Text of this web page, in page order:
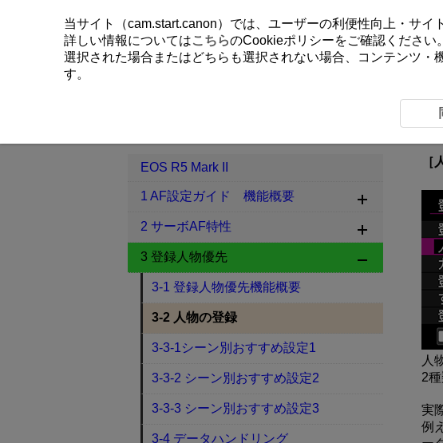
人
2
実
例
EOS R5 Mark II
1 AF設定ガイド 機能概要
2 サーボAF特性
3 登録人物優先
3-1 登録人物優先機能概要
3-2 人物の登録
3-3-1シーン別おすすめ設定1
3-3-2 シーン別おすすめ設定2
3-3-3 シーン別おすすめ設定3
3-4 データハンドリング
当サイト（cam.start.canon）では、ユーザーの利便性向上・サ
詳しい情報についてはこちらのCookieポリシーをご確認ください
選択された場合またはどちらも選択されない場合、コンテンツ
す。